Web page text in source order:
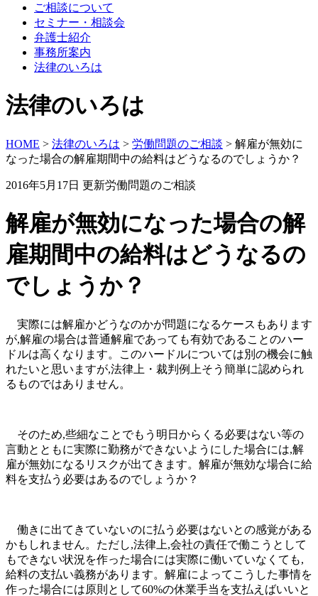
ご相談について
セミナー・相談会
弁護士紹介
事務所案内
法律のいろは
法律のいろは
HOME > 法律のいろは > 労働問題のご相談 > 解雇が無効に
なった場合の解雇期間中の給料はどうなるのでしょうか？
2016年5月17日 更新労働問題のご相談
解雇が無効になった場合の解
雇期間中の給料はどうなるの
でしょうか？
実際には解雇かどうなのかが問題になるケースもあります
が,解雇の場合は普通解雇であっても有効であることのハー
ドルは高くなります。このハードルについては別の機会に触
れたいと思いますが,法律上・裁判例上そう簡単に認められ
るものではありません。
そのため,些細なことでもう明日からくる必要はない等の
言動とともに実際に勤務ができないようにした場合には,解
雇が無効になるリスクが出てきます。解雇が無効な場合に給
料を支払う必要はあるのでしょうか？
働きに出てきていないのに払う必要はないとの感覚がある
かもしれません。ただし,法律上,会社の責任で働こうとして
もできない状況を作った場合には実際に働いていなくても,
給料の支払い義務があります。解雇によってこうした事情を
作った場合には原則として60%の休業手当を支払えばいいと